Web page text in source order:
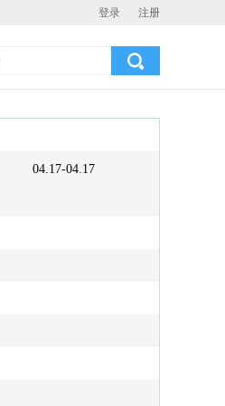
登录 注册
04.17-04.17